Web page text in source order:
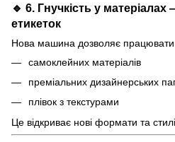
🔹 6. Гнучкість у
етикеток
Нова машина дозволяє
самоклейних матеріалів
преміальних дизайнерських
плівок з текстурами
Це відкриває нові формати та